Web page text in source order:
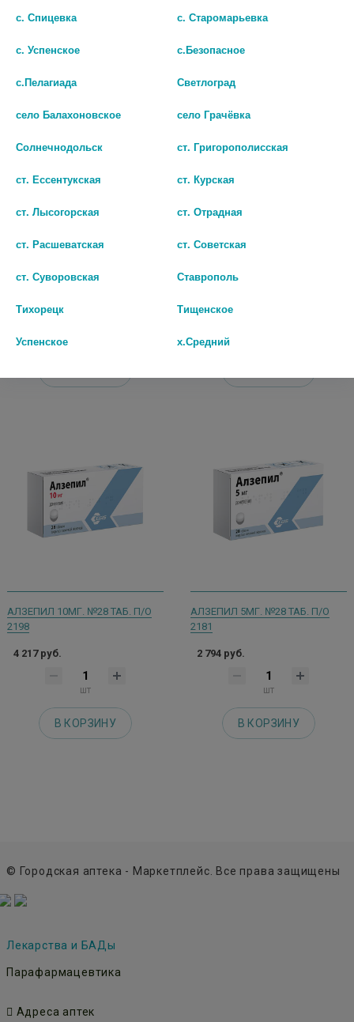
ЭКСЕЛОН 4,6МГ/СУТКИ №30
ПАК.
ЭКСЕЛОН 13,3МГ/СУТКИ №30
ПАК.
АЛЗЕПИЛ 10МГ. №28 ТАБ. П/О
2198
4 217 руб.
шт
В КОРЗИНУ
АЛЗЕПИЛ 5МГ. №28 ТАБ. П/О
2181
2 794 руб.
шт
В КОРЗИНУ
© Городская аптека - Маркетплейс. Все права защищены
Лекарства и БАДы
Парафармацевтика
Адреса аптек
с. Спицевка с. Старомарьевка
с. Успенское с.Безопасное
с.Пелагиада Светлоград
село Балахоновское село Грачёвка
Солнечнодольск ст. Григорополисская
ст. Ессентукская ст. Курская
ст. Лысогорская ст. Отрадная
ст. Расшеватская ст. Советская
ст. Суворовская Ставрополь
Тихорецк Тищенское
Успенское х.Средний